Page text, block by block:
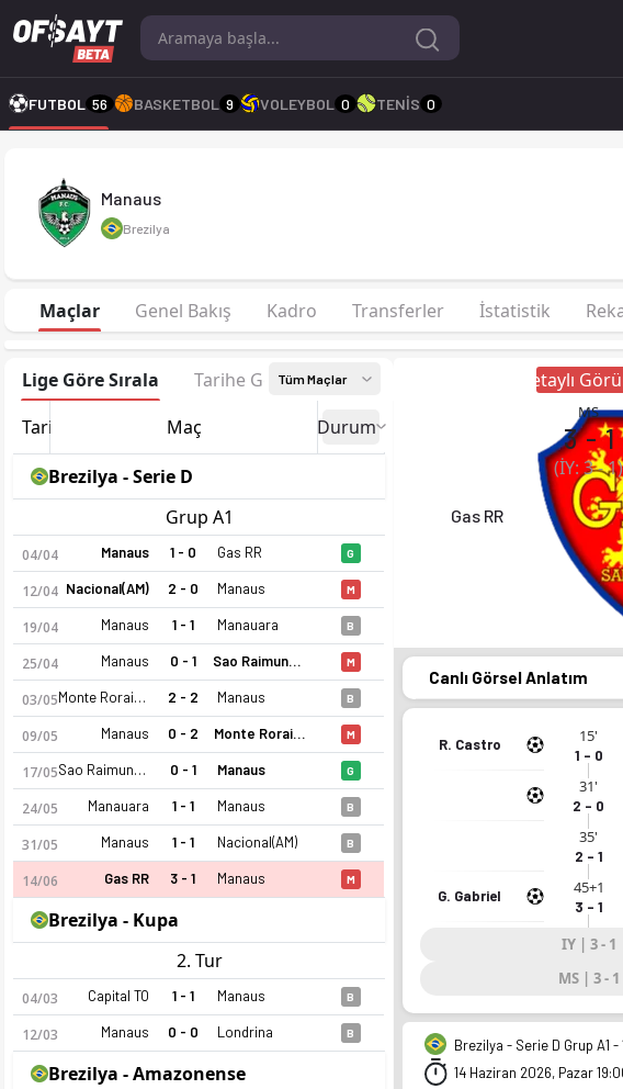
Manaus 2026 sezonu | Serie D Grup A1'de 5. sırada, 10 puan. Kadro, fikstür
FUTBOL 56 BASKETBOL 9 VOLEYBOL 0 TENİS 0
Manaus
Brezilya
Maçlar Genel Bakış Kadro Transferler İstatistik
Lige Göre Sırala Tarihe Göre Sırala
Tüm Maçlar
Tarih Maç Durum
Brezilya - Serie D
Grup A1
04/04 Manaus 1 - 0 Gas RR G
12/04 Nacional(AM) 2 - 0 Manaus M
19/04 Manaus 1 - 1 Manauara B
25/04 Manaus 0 - 1 Sao Raimundo EC RR M
03/05 Monte Roraima RR 2 - 2 Manaus B
09/05 Manaus 0 - 2 Monte Roraima RR M
17/05 Sao Raimundo EC RR 0 - 1 Manaus G
24/05 Manauara 1 - 1 Manaus B
31/05 Manaus 1 - 1 Nacional(AM) B
14/06 Gas RR 3 - 1 Manaus M
Brezilya - Kupa
2. Tur
04/03 Capital TO 1 - 1 Manaus B
12/03 Manaus 0 - 0 Londrina B
Brezilya - Amazonense
Detaylı
Gas RR
MS
3 - 1
(İY:3-1)
Canlı Görsel Anlatım
R. Castro 15'
1 - 0
31'
2 - 0
35'
2 - 1
G. Gabriel 45+1
3 - 1
IY | 3 - 1
MS | 3 - 1
Brezilya - Serie D Grup A1 -
14 Haziran 2026, Pazar